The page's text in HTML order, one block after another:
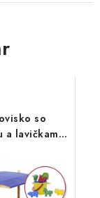
so
a lavičkami
hnedé